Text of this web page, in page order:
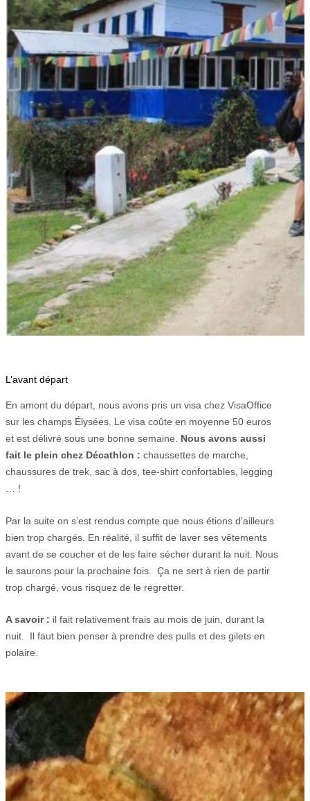
L’avant départ
En amont du départ, nous avons pris un visa chez VisaOffice
sur les champs Élysées. Le visa coûte en moyenne 50 euros
et est délivré sous une bonne semaine. Nous avons aussi
fait le plein chez Décathlon : chaussettes de marche,
chaussures de trek, sac à dos, tee-shirt confortables, legging
… !
Par la suite on s’est rendus compte que nous étions d’ailleurs
bien trop chargés. En réalité, il suffit de laver ses vêtements
avant de se coucher et de les faire sécher durant la nuit. Nous
le saurons pour la prochaine fois. Ça ne sert à rien de partir
trop chargé, vous risquez de le regretter.
A savoir : il fait relativement frais au mois de juin, durant la
nuit. Il faut bien penser à prendre des pulls et des gilets en
polaire.